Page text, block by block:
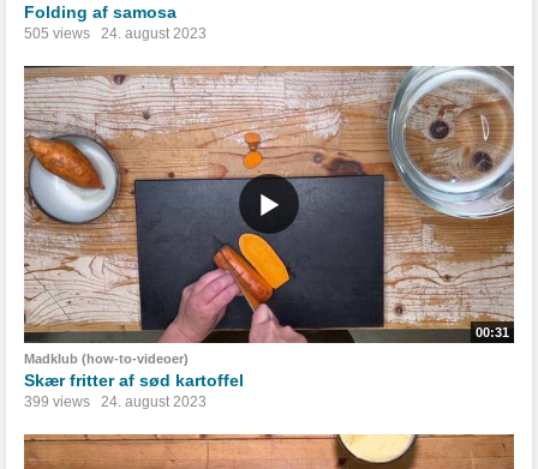
Folding af samosa
505 views 24. august 2023
00:31
Madklub (how-to-videoer)
Skær fritter af sød kartoffel
399 views 24. august 2023